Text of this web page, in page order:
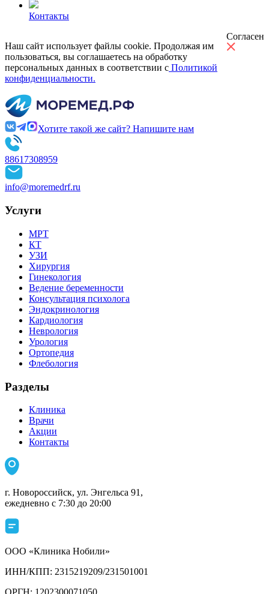
Контакты
Наш сайт использует файлы cookie. Продолжая им
пользоваться, вы соглашаетесь на обработку
персональных данных в соответствии с Политикой
конфиденциальности.
Согласен
Хотите такой же сайт? Напишите нам
88617308959
info@moremedrf.ru
Услуги
МРТ
КТ
УЗИ
Хирургия
Гинекология
Ведение беременности
Консультация психолога
Эндокринология
Кардиология
Неврология
Урология
Ортопедия
Флебология
Разделы
Клиника
Врачи
Акции
Контакты
г. Новороссийск, ул. Энгельса 91,
ежедневно с 7:30 до 20:00
ООО «Клиника Нобили»
ИНН/КПП: 2315219209/231501001